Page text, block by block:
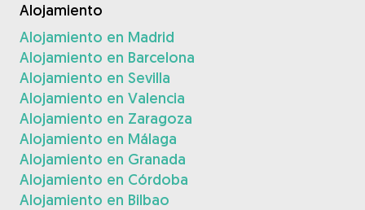
Alojamiento
Alojamiento en Madrid
Alojamiento en Barcelona
Alojamiento en Sevilla
Alojamiento en Valencia
Alojamiento en Zaragoza
Alojamiento en Málaga
Alojamiento en Granada
Alojamiento en Córdoba
Alojamiento en Bilbao